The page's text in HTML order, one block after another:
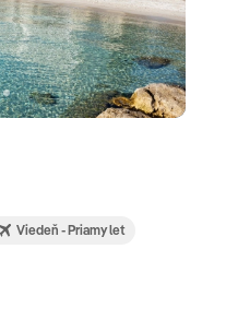
Viedeň - Priamy let